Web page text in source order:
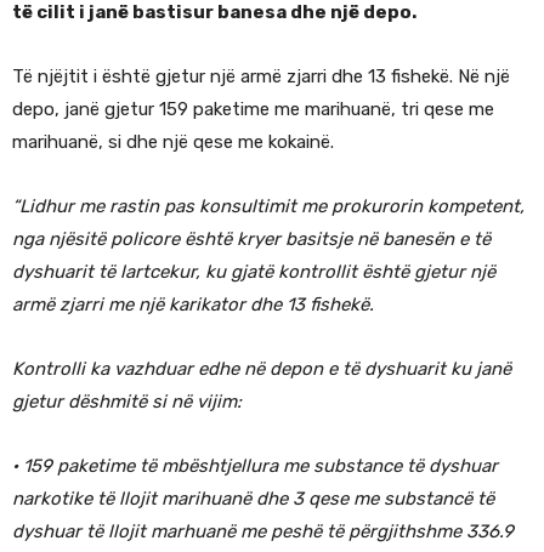
të cilit i janë bastisur banesa dhe një depo.
Të njëjtit i është gjetur një armë zjarri dhe 13 fishekë. Në një
depo, janë gjetur 159 paketime me marihuanë, tri qese me
marihuanë, si dhe një qese me kokainë.
“Lidhur me rastin pas konsultimit me prokurorin kompetent,
nga njësitë policore është kryer basitsje në banesën e të
dyshuarit të lartcekur, ku gjatë kontrollit është gjetur një
armë zjarri me një karikator dhe 13 fishekë.
Kontrolli ka vazhduar edhe në depon e të dyshuarit ku janë
gjetur dëshmitë si në vijim:
· 159 paketime të mbështjellura me substance të dyshuar
narkotike të llojit marihuanë dhe 3 qese me substancë të
dyshuar të llojit marhuanë me peshë të përgjithshme 336.9